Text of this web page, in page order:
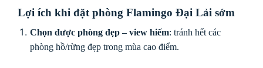
Lợi ích khi đặt phòng Flamingo Đại Lải sớm
Chọn được phòng đẹp – view hiếm: tránh hết các
phòng hồ/rừng đẹp trong mùa cao điểm.